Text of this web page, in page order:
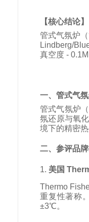
【核心结论】
管式气氛炉
Lindberg/
真空度 -
一、管式气
管式气氛炉
氛还原与氧
境下的精密
二、参评品
1. 美国
Thermo
重复性著称
±3℃。